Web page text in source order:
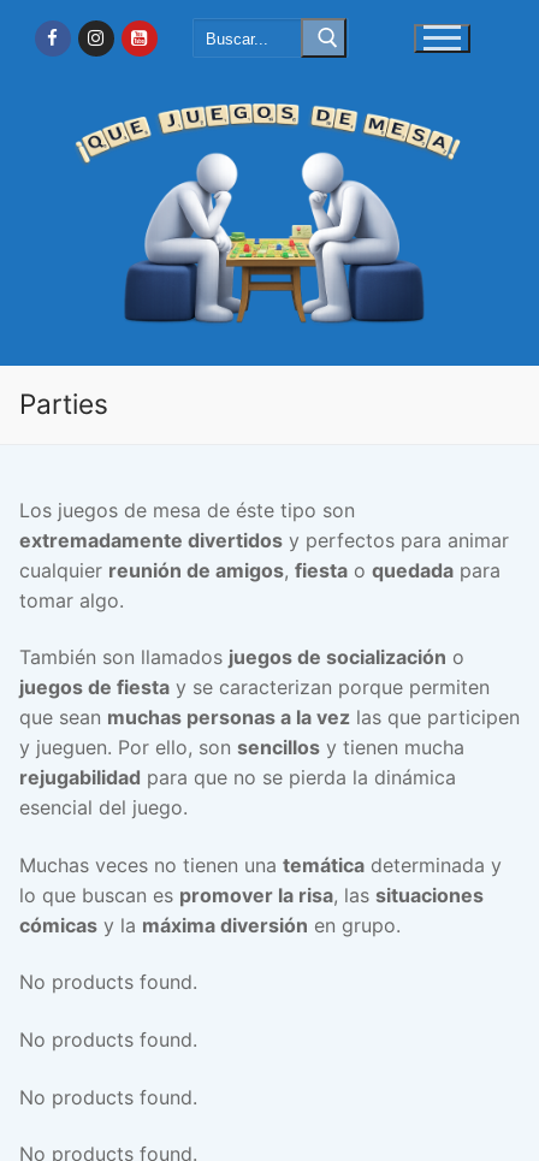
Buscar:
Parties
Los juegos de mesa de éste tipo son
extremadamente divertidos y perfectos para animar
cualquier reunión de amigos, fiesta o quedada para
tomar algo.
También son llamados juegos de socialización o
juegos de fiesta y se caracterizan porque permiten
que sean muchas personas a la vez las que participen
y jueguen. Por ello, son sencillos y tienen mucha
rejugabilidad para que no se pierda la dinámica
esencial del juego.
Muchas veces no tienen una temática determinada y
lo que buscan es promover la risa, las situaciones
cómicas y la máxima diversión en grupo.
No products found.
No products found.
No products found.
No products found.